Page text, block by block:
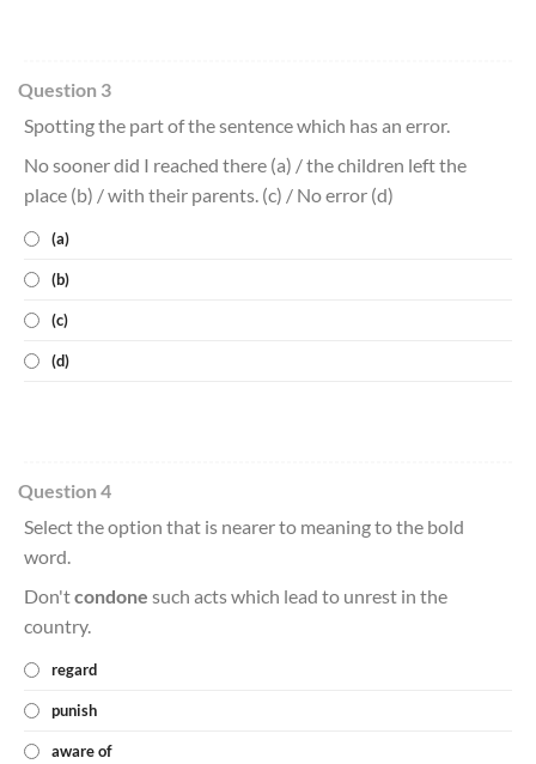
Question 3
Spotting the part of the sentence which has an error.
No sooner did I reached there (a) / the children left the
place (b) / with their parents. (c) / No error (d)
(a)
(b)
(c)
(d)
Question 4
Select the option that is nearer to meaning to the bold
word.
Don'tcondone such acts which lead to unrest in the
country.
regard
punish
aware of